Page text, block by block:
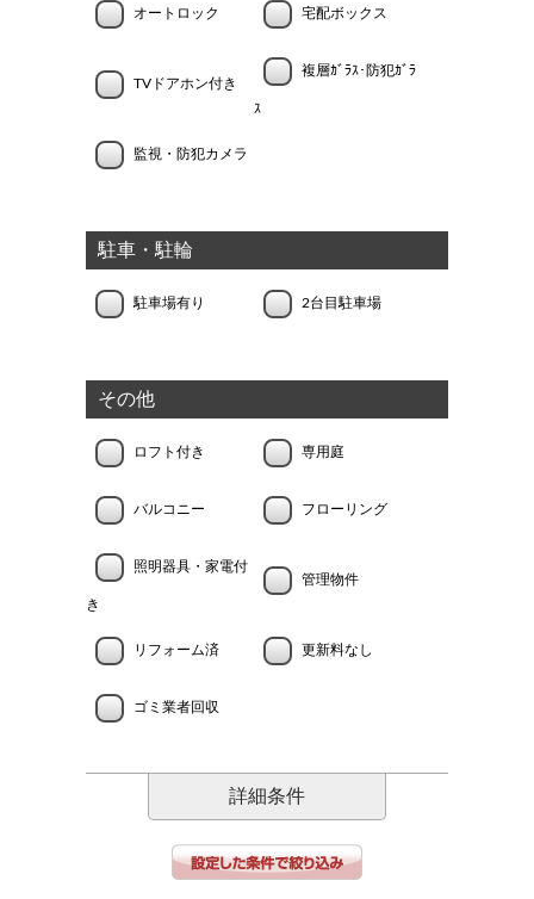
オートロック 宅配ボックス
TVドアホン付き
複層ｶﾞﾗｽ･防犯ｶﾞﾗ
ｽ
監視・防犯カメラ
駐車・駐輪
駐車場有り 2台目駐車場
その他
ロフト付き 専用庭
バルコニー フローリング
照明器具・家電付
き
管理物件
リフォーム済 更新料なし
ゴミ業者回収